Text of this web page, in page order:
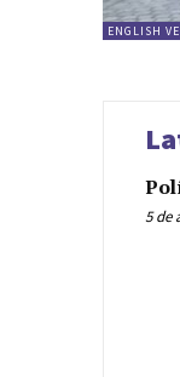
ENGLISH
5 de